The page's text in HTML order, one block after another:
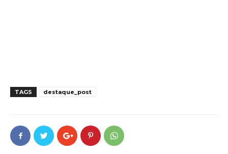
TAGS destaque_post